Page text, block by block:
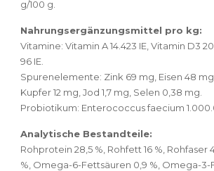
g/100 g.
Nahrungsergänzungsmittel pro kg:
Vitamine: Vitamin A 14.423 IE, Vitamin D3
96 IE.
Spurenelemente: Zink 69 mg, Eisen 48
Kupfer 12 mg, Jod 1,7 mg, Selen 0,38 mg.
Probiotikum: Enterococcus faecium
Analytische Bestandteile:
Rohprotein 28,5 %, Rohfett 16 %, Rohfaser
%, Omega-6-Fettsäuren 0,9 %, Omega-3-